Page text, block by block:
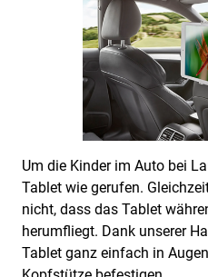
Um die Kinder im Auto bei
Tablet wie gerufen.
nicht, dass das Tablet
herumfliegt. Dank unserer
Tablet ganz einfach in